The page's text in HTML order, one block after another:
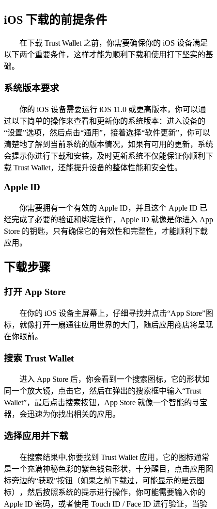
iOS 下载的前提条件
在下载 Trust Wallet 之前，你需要确保你的 iOS 设备满足
以下两个重要条件，这样才能为顺利下载和使用打下坚实的基
础。
系统版本要求
你的 iOS 设备需要运行 iOS 11.0 或更高版本，你可以通
过以下简单的操作来查看和更新你的系统版本：进入设备的
“设置”选项，然后点击“通用”，接着选择“软件更新”，你可以
清楚地了解到当前系统的版本情况，如果有可用的更新，系统
会提示你进行下载和安装，及时更新系统不仅能保证你顺利下
载 Trust Wallet，还能提升设备的整体性能和安全性。
Apple ID
你需要拥有一个有效的 Apple ID，并且这个 Apple ID 已
经完成了必要的验证和绑定操作，Apple ID 就像是你进入 App
Store 的钥匙，只有确保它的有效性和完整性，才能顺利下载
应用。
下载步骤
打开 App Store
在你的 iOS 设备主屏幕上，仔细寻找并点击“App Store”图
标，就像打开一扇通往应用世界的大门，随后应用商店将呈现
在你眼前。
搜索 Trust Wallet
进入 App Store 后，你会看到一个搜索图标，它的形状如
同一个放大镜，点击它，然后在弹出的搜索框中输入“Trust
Wallet”，最后点击搜索按钮，App Store 就像一个智能的寻宝
器，会迅速为你找出相关的应用。
选择应用并下载
在搜索结果中,你要找到 Trust Wallet 应用，它的图标通常
是一个充满神秘色彩的紫色钱包形状，十分醒目，点击应用图
标旁边的“获取”按钮（如果之前下载过，可能显示的是云图
标），然后按照系统的提示进行操作，你可能需要输入你的
Apple ID 密码，或者使用 Touch ID / Face ID 进行验证，当验